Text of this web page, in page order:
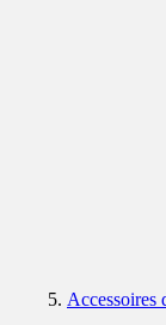
Accessoires